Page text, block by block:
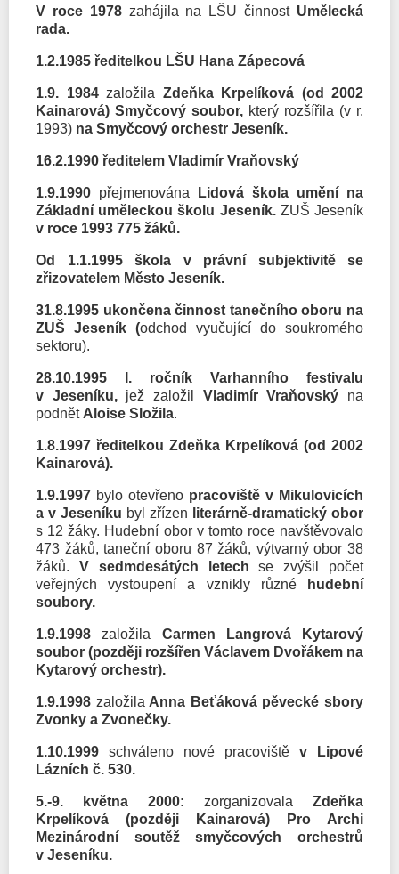
V roce 1978zahájila na LŠU činnost Umělecká
rada.
1.2.1985 ředitelkou LŠU Hana Zápecová
1.9. 1984založila Zdeňka Krpelíková (od 2002
Kainarová) Smyčcový soubor, který rozšířila (v r.
1993) na Smyčcový orchestr Jeseník.
16.2.1990 ředitelem Vladimír Vraňovský
1.9.1990 přejmenována Lidová škola umění na
Základní uměleckou školu Jeseník. ZUŠ Jeseník
v roce 1993 775 žáků.
Od 1.1.1995 škola v právní subjektivitě se
zřizovatelem Město Jeseník.
31.8.1995 ukončena činnost tanečního oboru na
ZUŠ Jeseník (odchod vyučující do soukromého
sektoru).
28.10.1995 I. ročník
Varhanního festivalu
v Jeseníku, jež založil Vladimír Vraňovský na
podnět Aloise Složila.
1.8.1997 ředitelkou Zdeňka Krpelíková (od 2002
Kainarová).
1.9.1997 bylo otevřeno pracoviště v Mikulovicích
a v Jeseníku byl zřízen
literárně-dramatický obor
s 12 žáky. Hudební obor v tomto roce navštěvovalo
473 žáků, taneční oboru 87 žáků, výtvarný obor 38
žáků. V sedmdesátých letech se zvýšil počet
veřejných vystoupení a vznikly různé
hudební
soubory.
1.9.1998 založila Carmen Langrová Kytarový
soubor (později rozšířen Václavem Dvořákem na
Kytarový orchestr).
1.9.1998 založila Anna Beťáková pěvecké sbory
Zvonky a Zvonečky.
1.10.1999 schváleno nové pracoviště v Lipové
Lázních č. 530.
5.-9. května 2000: zorganizovala Zdeňka
Krpelíková (později Kainarová) Pro Archi
Mezinárodní soutěž smyčcových orchestrů
v Jeseníku.